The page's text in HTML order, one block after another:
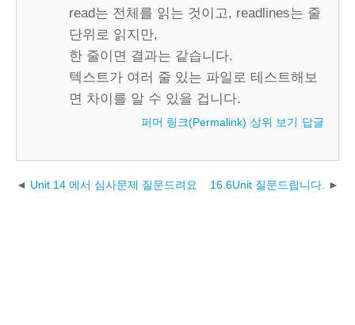
read는 전체를 읽는 것이고, readlines는 줄
단위로 읽지만,
한 줄이면 결과는 같습니다.
텍스트가 여러 줄 있는 파일로 테스트해보
면 차이를 알 수 있을 겁니다.
퍼머 링크(Permalink) 상위 보기 답글
Unit.14 에서 심사문제 질문드려요 16.6Unit 질문드립니다.